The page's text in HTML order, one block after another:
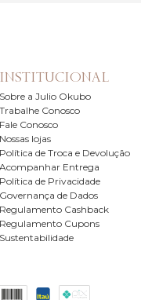
INSTITUCIONAL
Sobre a Julio Okubo
Trabalhe Conosco
Fale Conosco
Nossas lojas
Política de Troca e Devolução
Acompanhar Entrega
Política de Privacidade
Governança de Dados
Regulamento Cashback
Regulamento Cupons
Sustentabilidade